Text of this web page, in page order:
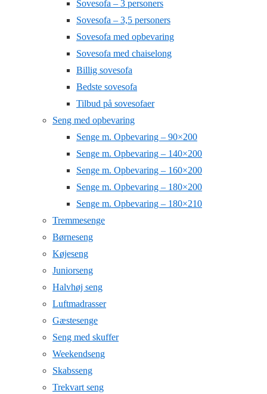
Sovesofa – 3 personers
Sovesofa – 3,5 personers
Sovesofa med opbevaring
Sovesofa med chaiselong
Billig sovesofa
Bedste sovesofa
Tilbud på sovesofaer
Seng med opbevaring
Senge m. Opbevaring – 90×200
Senge m. Opbevaring – 140×200
Senge m. Opbevaring – 160×200
Senge m. Opbevaring – 180×200
Senge m. Opbevaring – 180×210
Tremmesenge
Børneseng
Køjeseng
Juniorseng
Halvhøj seng
Luftmadrasser
Gæstesenge
Seng med skuffer
Weekendseng
Skabsseng
Trekvart seng